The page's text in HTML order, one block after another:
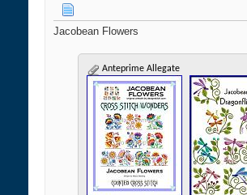
Jacobean Flowers
Anteprime Allegate